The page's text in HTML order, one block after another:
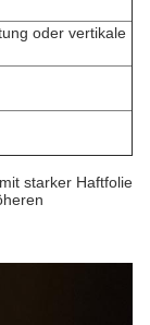
oder vertikale
starker Haftfolie